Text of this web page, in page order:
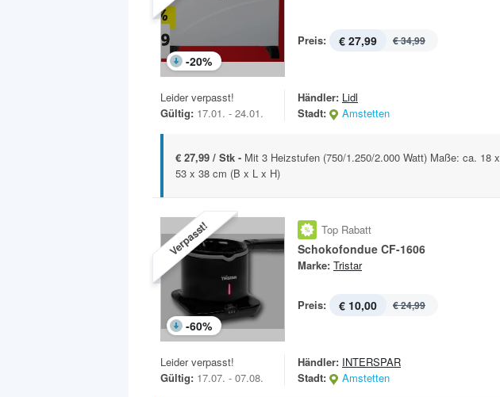
-20%
Preis: € 27,99 € 34,99
Leider verpasst!
Gültig: 17.01. - 24.01.
Händler: Lidl
Stadt:
Amstetten
€ 27,99 / Stk - Mit 3 Heizstufen (750/1.250/2.000 Watt) Maße: ca. 18 x
53 x 38 cm (B x L x H)
Verpasst!
-60%
Top Rabatt
Schokofondue CF-1606
Marke: Tristar
Preis: € 10,00 € 24,99
Leider verpasst!
Gültig: 17.07. - 07.08.
Händler: INTERSPAR
Stadt:
Amstetten